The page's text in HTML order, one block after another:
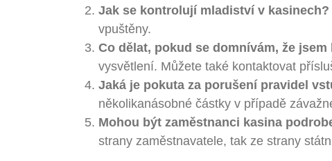
Jak se kontrolují mladiství v kasinech?
vpuštěny.
Co dělat, pokud se domnívám, že
vysvětlení. Můžete také kontaktovat
Jaká je pokuta za porušení pravidel
několikanásobné částky v případě
Mohou být zaměstnanci kasina
strany zaměstnavatele, tak ze strany